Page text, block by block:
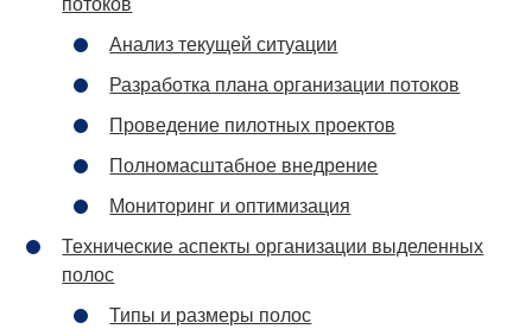
потоков
Анализ текущей ситуации
Разработка плана организации потоков
Проведение пилотных проектов
Полномасштабное внедрение
Мониторинг и оптимизация
Технические аспекты организации выделенных
полос
Типы и размеры полос